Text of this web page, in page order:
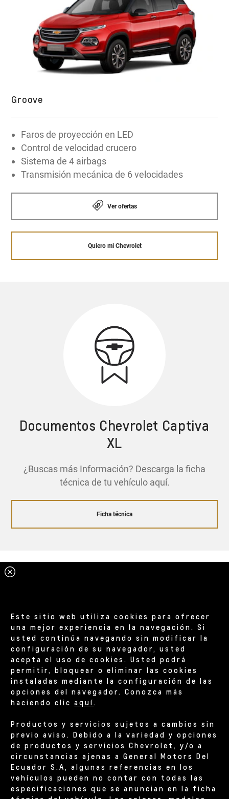
Groove
Faros de proyección en LED
Control de velocidad crucero
Sistema de 4 airbags
Transmisión mecánica de 6 velocidades
Ver ofertas
Quiero mi Chevrolet
Documentos Chevrolet Captiva
XL
¿Buscas más Información? Descarga la ficha
técnica de tu vehículo aquí.
Ficha técnica
Este sitio web utiliza cookies para ofrecer
una mejor experiencia en la navegación. Si
usted continúa navegando sin modificar la
configuración de su navegador, usted
acepta el uso de cookies. Usted podrá
permitir, bloquear o eliminar las cookies
instaladas mediante la configuración de las
opciones del navegador. Conozca más
haciendo clicaquí.
Productos y servicios sujetos a cambios sin
previo aviso. Debido a la variedad y opciones
de productos y servicios Chevrolet, y/o a
circunstancias ajenas a General Motors Del
Ecuador S.A, algunas referencias en los
vehículos pueden no contar con todas las
especificaciones que se anuncian en la ficha